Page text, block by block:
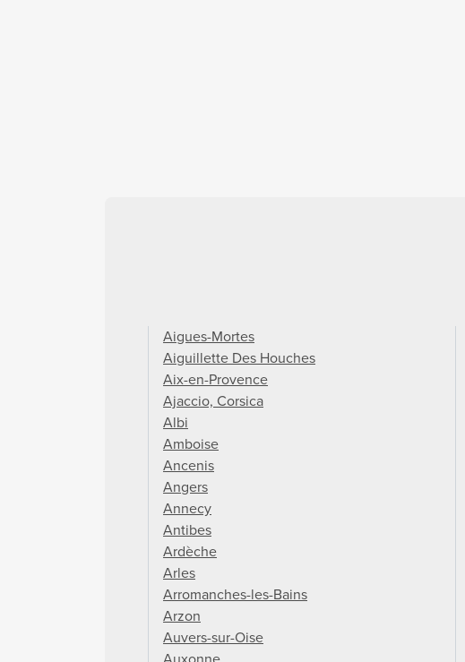
Aigues-Mortes
Aiguillette Des Houches
Aix-en-Provence
Ajaccio, Corsica
Albi
Amboise
Ancenis
Angers
Annecy
Antibes
Ardèche
Arles
Arromanches-les-Bains
Arzon
Auvers-sur-Oise